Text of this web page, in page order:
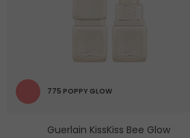
775 POPPY GLOW
Guerlain KissKiss Bee Glow